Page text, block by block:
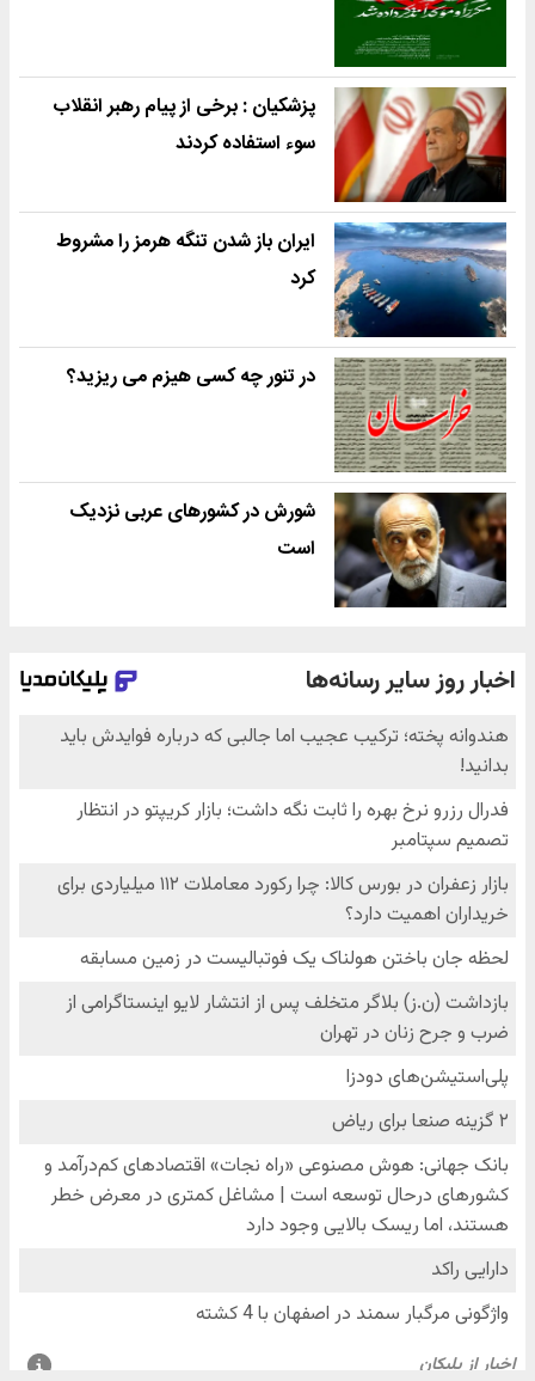
پزشکیان : برخی از پیام رهبر انقلاب
سوء استفاده کردند
ایران باز شدن تنگه هرمز را مشروط
کرد
در تنور چه کسی هیزم می ریزید؟
شورش در کشورهای عربی نزدیک
است